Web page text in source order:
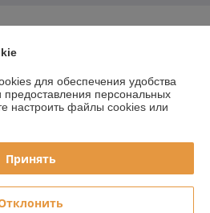
490499691
областной исполнительный
и предложений: 246017 г. Гомель, ул.
для обеспечения удобства
предоставления персональных
настроить файлы cookies или
Принять